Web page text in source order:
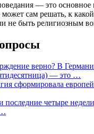
— это основное
сам решать, к
не быть религиозным
верно? В
— это …
сформировала
последние четыре